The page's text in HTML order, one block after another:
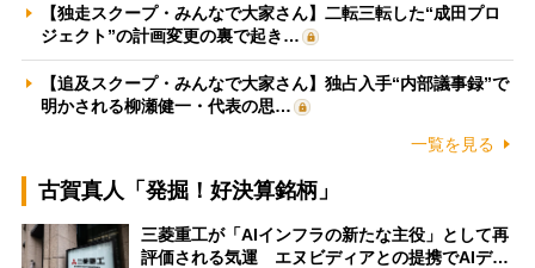
【独走スクープ・みんなで大家さん】二転三転した“成田プロ
ジェクト”の計画変更の裏で起き…
【追及スクープ・みんなで大家さん】独占入手“内部議事録”で
明かされる柳瀬健一・代表の思…
一覧を見る
古賀真人「発掘！好決算銘柄」
三菱重工が「AIインフラの新たな主役」として再
評価される気運 エヌビディアとの提携でAIデ…